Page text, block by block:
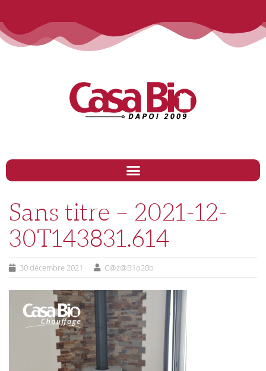
Sans titre – 2021-12-
30T143831.614
30 décembre 2021 C@z@B1o20b